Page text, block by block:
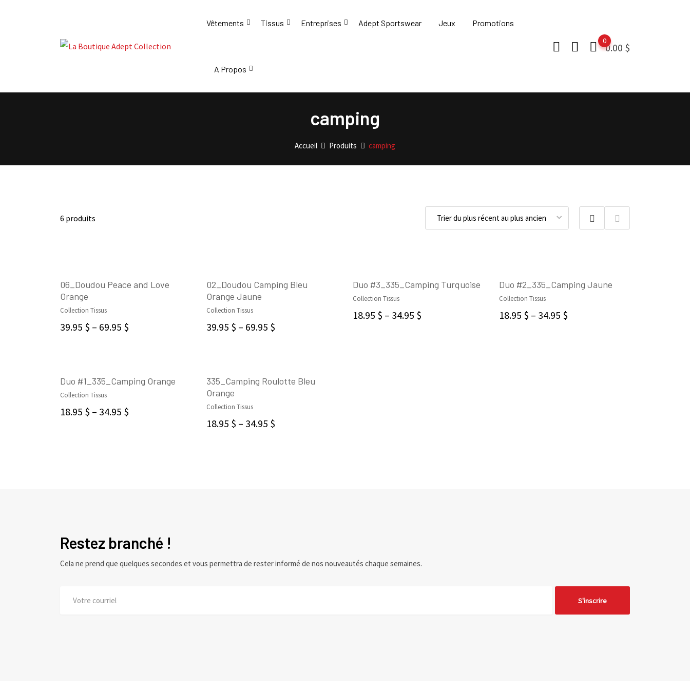
Vêtements Tissus Entreprises Adept Sportswear Jeux Promotions
A Propos
0.00 $
0
camping
Accueil Produits camping
6 produits
SELECT OPTIONS
06_Doudou Peace and Love
Orange
Collection Tissus
39.95 $ – 69.95 $
SELECT OPTIONS
02_Doudou Camping Bleu
Orange Jaune
Collection Tissus
39.95 $ – 69.95 $
Duo #3_335_Camping Turquoise
Collection Tissus
18.95 $ – 34.95 $
Duo #2_335_Camping Jaune
Collection Tissus
18.95 $ – 34.95 $
Duo #1_335_Camping Orange
Collection Tissus
18.95 $ – 34.95 $ CHOIX DES OPTIONS
335_Camping Roulotte Bleu
Orange
Collection Tissus
18.95 $ – 34.95 $
Restez branché !
Cela ne prend que quelques secondes et vous permettra de rester informé de nos nouveautés chaque semaines.